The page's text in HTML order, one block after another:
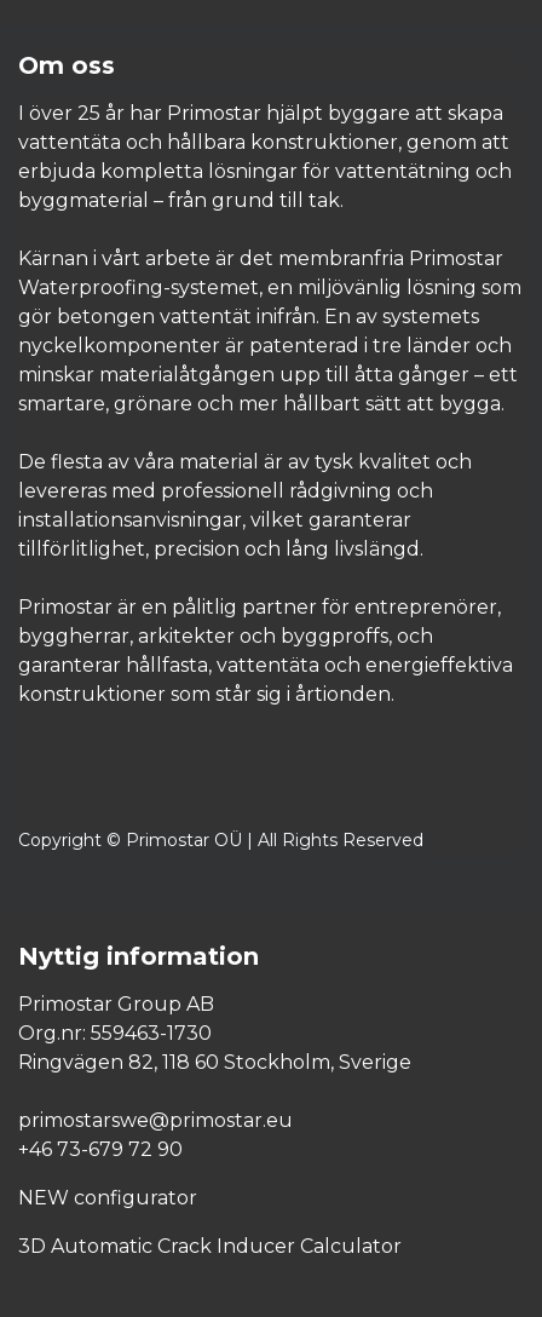
Om oss
I över 25 år har Primostar hjälpt byggare att skapa
vattentäta och hållbara konstruktioner, genom att
erbjuda kompletta lösningar för vattentätning och
byggmaterial – från grund till tak.
Kärnan i vårt arbete är det membranfria Primostar
Waterproofing-systemet, en miljövänlig lösning som
gör betongen vattentät inifrån. En av systemets
nyckelkomponenter är patenterad i tre länder och
minskar materialåtgången upp till åtta gånger – ett
smartare, grönare och mer hållbart sätt att bygga.
De flesta av våra material är av tysk kvalitet och
levereras med professionell rådgivning och
installationsanvisningar, vilket garanterar
tillförlitlighet, precision och lång livslängd.
Primostar är en pålitlig partner för entreprenörer,
byggherrar, arkitekter och byggproffs, och
garanterar hållfasta, vattentäta och energieffektiva
konstruktioner som står sig i årtionden.​
Copyright © Primostar OÜ | All Rights Reserved
Nyttig information
Primostar Group AB
Org.nr: 559463-1730
Ringvägen 82, 118 60 Stockholm, Sverige
primostarswe@primostar.eu​
+46 73-679 72 90
NEW configurator
3D Automatic Crack Inducer Calculator